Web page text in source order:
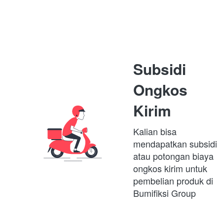
Subsidi
Ongkos
Kirim
Kalian bisa
mendapatkan subsidi
atau potongan biaya
ongkos kirim untuk
pembelian produk di
Bumifiksi Group